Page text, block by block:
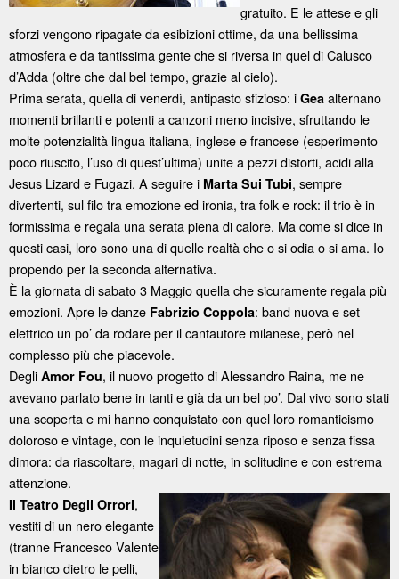
gratuito. E le attese e gli
sforzi vengono ripagate da esibizioni ottime, da una bellissima
atmosfera e da tantissima gente che si riversa in quel di Calusco
d’Adda (oltre che dal bel tempo, grazie al cielo).
Prima serata, quella di venerdì, antipasto sfizioso: i Gea alternano
momenti brillanti e potenti a canzoni meno incisive, sfruttando le
molte potenzialità lingua italiana, inglese e francese (esperimento
poco riuscito, l’uso di quest’ultima) unite a pezzi distorti, acidi alla
Jesus Lizard e Fugazi. A seguire i Marta Sui Tubi, sempre
divertenti, sul filo tra emozione ed ironia, tra folk e rock: il trio è in
formissima e regala una serata piena di calore. Ma come si dice in
questi casi, loro sono una di quelle realtà che o si odia o si ama. Io
propendo per la seconda alternativa.
È la giornata di sabato 3 Maggio quella che sicuramente regala più
emozioni. Apre le danze Fabrizio Coppola: band nuova e set
elettrico un po’ da rodare per il cantautore milanese, però nel
complesso più che piacevole.
Degli Amor Fou, il nuovo progetto di Alessandro Raina, me ne
avevano parlato bene in tanti e già da un bel po’. Dal vivo sono stati
una scoperta e mi hanno conquistato con quel loro romanticismo
doloroso e vintage, con le inquietudini senza riposo e senza fissa
dimora: da riascoltare, magari di notte, in solitudine e con estrema
attenzione.
Il Teatro Degli Orrori,
vestiti di un nero elegante
(tranne Francesco Valente
in bianco dietro le pelli,